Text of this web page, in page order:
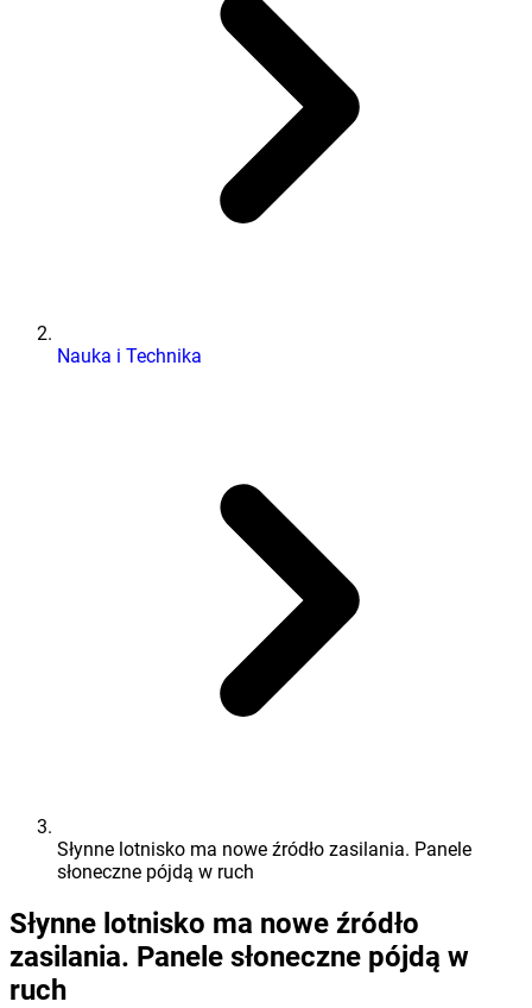
Nauka i Technika
Słynne lotnisko ma nowe źródło zasilania. Panele
słoneczne pójdą w ruch
Słynne lotnisko ma nowe źródło
zasilania. Panele słoneczne pójdą w
ruch